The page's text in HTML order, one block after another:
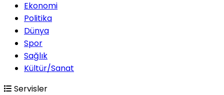
Ekonomi
Politika
Dünya
Spor
Sağlık
Kültür/Sanat
Servisler